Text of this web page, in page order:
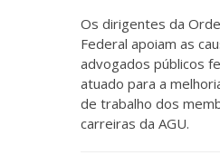
Os dirigentes da
Federal apoiam as
advogados públicos
atuado para a
de trabalho dos
carreiras da AGU.